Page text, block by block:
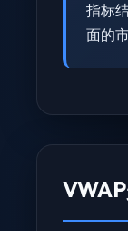
指标
面的